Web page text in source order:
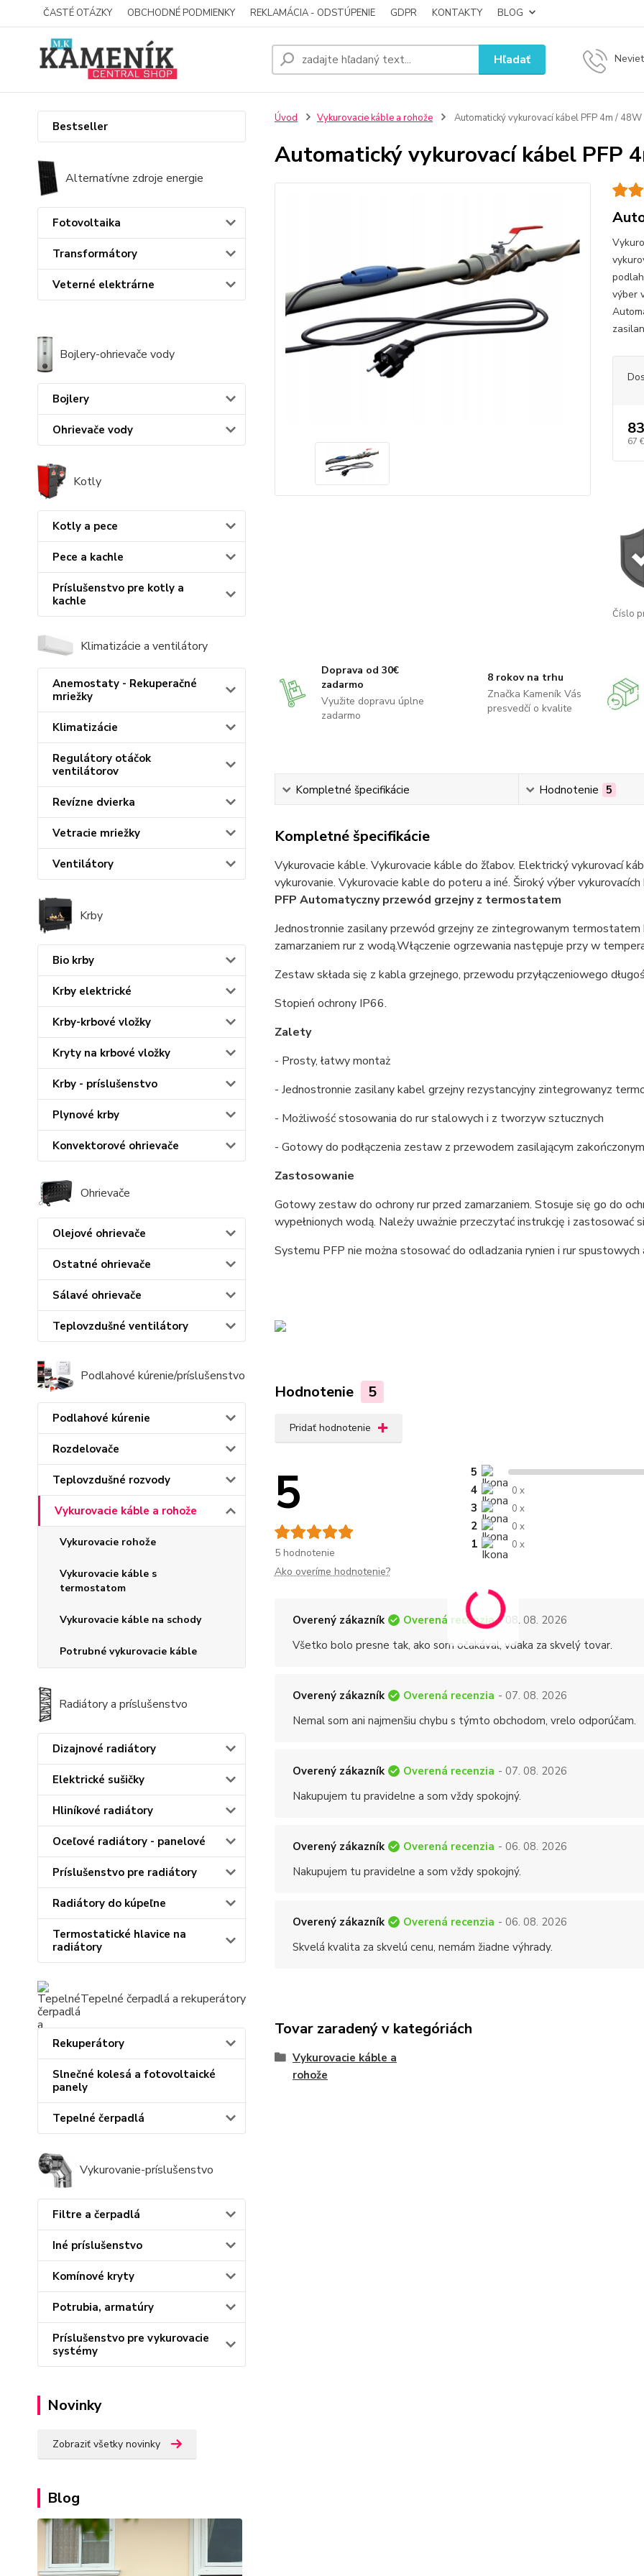
ČASTÉ OTÁZKY OBCHODNÉ PODMIENKY REKLAMÁCIA - ODSTÚPENIE GDPR KONTAKTY BLOG
Hľadať
Bestseller
Alternatívne zdroje energie
Fotovoltaika
Transformátory
Veterné elektrárne
Bojlery-ohrievače vody
Bojlery
Ohrievače vody
Kotly
Kotly a pece
Pece a kachle
Príslušenstvo pre kotly a
kachle
Klimatizácie a ventilátory
Anemostaty - Rekuperačné
mriežky
Klimatizácie
Regulátory otáčok
ventilátorov
Revízne dvierka
Vetracie mriežky
Ventilátory
Krby
Bio krby
Krby elektrické
Krby-krbové vložky
Kryty na krbové vložky
Krby - príslušenstvo
Plynové krby
Konvektorové ohrievače
Ohrievače
Olejové ohrievače
Ostatné ohrievače
Sálavé ohrievače
Teplovzdušné ventilátory
Podlahové kúrenie/príslušenstvo
Podlahové kúrenie
Rozdelovače
Teplovzdušné rozvody
Vykurovacie káble a rohože
Vykurovacie rohože
Vykurovacie káble s
termostatom
Vykurovacie káble na schody
Potrubné vykurovacie káble
Radiátory a príslušenstvo
Dizajnové radiátory
Elektrické sušičky
Hliníkové radiátory
Oceľové radiátory - panelové
Príslušenstvo pre radiátory
Radiátory do kúpeľne
Termostatické hlavice na
radiátory
Tepelné čerpadlá a rekuperátory
Rekuperátory
Slnečné kolesá a fotovoltaické
panely
Tepelné čerpadlá
Vykurovanie-príslušenstvo
Filtre a čerpadlá
Iné príslušenstvo
Komínové kryty
Potrubia, armatúry
Príslušenstvo pre vykurovacie
systémy
Novinky
Zobraziť všetky novinky
Blog
Úvod Vykurovacie káble a rohože Automatický vykurovací kábel PFP 4m / 48W
Automatický vykurovací kábel PFP
výber
67 €
Číslo
Doprava od 30€
zadarmo
Využite dopravu úplne
zadarmo
8 rokov na trhu
Značka Kameník Vás
presvedčí o kvalite
Kompletné špecifikácie Hodnotenie 5
Kompletné špecifikácie
Vykurovacie káble. Vykurovacie káble do žľabov. Elektrický vykurovací
vykurovanie. Vykurovacie kable do poteru a iné. Široký výber
PFP Automatyczny przewód grzejny z termostatem
Jednostronnie zasilany przewód grzejny ze zintegrowanym
zamarzaniem rur z wodą.Włączenie ogrzewania następuje przy w
Zestaw składa się z kabla grzejnego, przewodu przyłączeniowego
Stopień ochrony IP66.
Zalety
- Prosty, łatwy montaż
- Jednostronnie zasilany kabel grzejny rezystancyjny zintegrowanyz
- Możliwość stosowania do rur stalowych i z tworzyw sztucznych
- Gotowy do podłączenia zestaw z przewodem zasilającym
Zastosowanie
Gotowy zestaw do ochrony rur przed zamarzaniem. Stosuje się go do
wypełnionych wodą. Należy uważnie przeczytać instrukcję i zastosować
Systemu PFP nie można stosować do odladzania rynien i rur spustowych
Hodnotenie 5
Pridať hodnotenie
5
5 hodnotenie
5
4
0 x
3 0 x
2 0 x
1 0 x
Ako overíme hodnotenie?
Overený zákazník Overená recenzia - 08. 08. 2026
Všetko bolo presne tak, ako som očakával, vďaka za skvelý tovar.
Overený zákazník Overená recenzia - 07. 08. 2026
Nemal som ani najmenšiu chybu s týmto obchodom, vrelo odporúčam.
Overený zákazník Overená recenzia - 07. 08. 2026
Nakupujem tu pravidelne a som vždy spokojný.
Overený zákazník Overená recenzia - 06. 08. 2026
Nakupujem tu pravidelne a som vždy spokojný.
Overený zákazník Overená recenzia - 06. 08. 2026
Skvelá kvalita za skvelú cenu, nemám žiadne výhrady.
Tovar zaradený v kategóriách
Vykurovacie káble a
rohože